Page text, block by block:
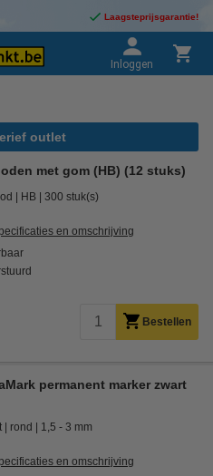
Laagsteprijsgarantie!
Inloggen
outlet
met gom (HB) (12 stuks)
HB 300 stuk(s)
en omschrijving
Bestellen
permanent marker zwart
rond 1,5 - 3 mm
en omschrijving